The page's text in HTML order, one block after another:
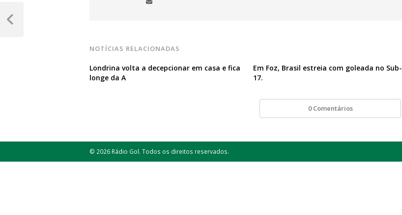
NOTÍCIAS RELACIONADAS
Londrina volta a decepcionar em casa e fica
longe da A
Em Foz, Brasil estreia com goleada no Sub-
17.
0 Comentários
Navegação
de
Post
© 2026 Rádio Gol. Todos os direitos reservados.